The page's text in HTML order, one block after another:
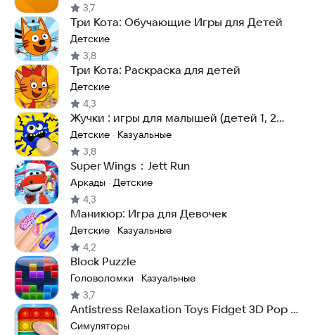
3,7
Три Кота: Обучающие Игры для Детей
Детские
3,8
Три Кота: Раскраска для детей
Детские
4,3
Жучки : игры для малышей (детей 1, 2
года 3 лет)
Детские · Казуальные
3,8
Super Wings：Jett Run
Аркады · Детские
4,3
Маникюр: Игра для Девочек
Детские · Казуальные
4,2
Block Puzzle
Головоломки · Казуальные
3,7
Antistress Relaxation Toys Fidget 3D Pop it
Master
Симуляторы